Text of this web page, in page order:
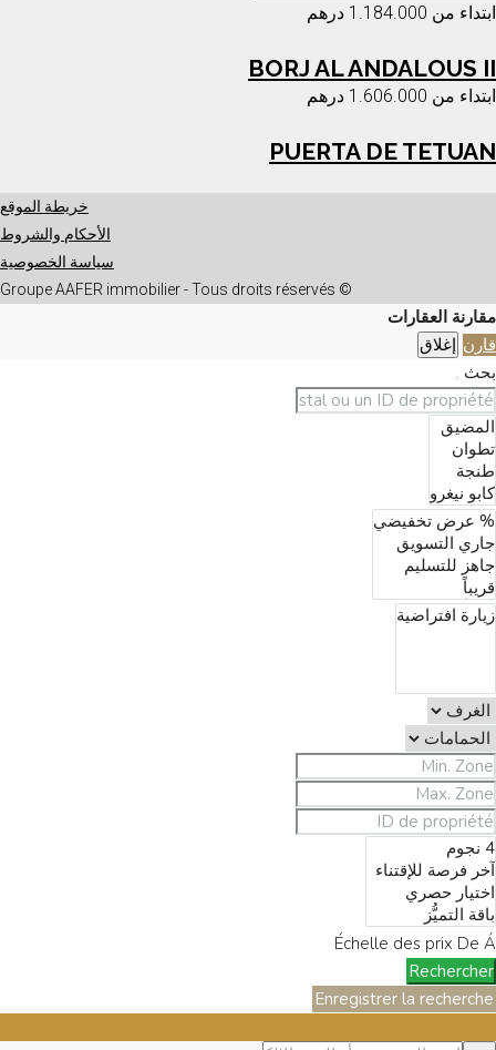
ابتداء من 1.184.000 درهم
BORJ AL ANDALOUS II
ابتداء من 1.606.000 درهم
PUERTA DE TETUAN
خريطة الموقع
الأحكام والشروط
سياسة الخصوصية
© Groupe AAFER immobilier - Tous droits réservés
مقارنة العقارات
قارن إغلاق
بحث
Échelle des prix De Á
Rechercher
Enregistrer la recherche